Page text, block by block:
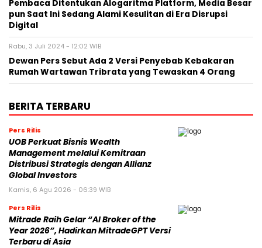
Pembaca Ditentukan Alogaritma Platform, Media Besar
pun Saat Ini Sedang Alami Kesulitan di Era Disrupsi
Digital
Rabu, 3 Juli 2024 - 12:02 WIB
Dewan Pers Sebut Ada 2 Versi Penyebab Kebakaran
Rumah Wartawan Tribrata yang Tewaskan 4 Orang
BERITA TERBARU
Pers Rilis
UOB Perkuat Bisnis Wealth
Management melalui Kemitraan
Distribusi Strategis dengan Allianz
Global Investors
Kamis, 6 Agu 2026 - 06:39 WIB
Pers Rilis
Mitrade Raih Gelar “AI Broker of the
Year 2026”, Hadirkan MitradeGPT Versi
Terbaru di Asia